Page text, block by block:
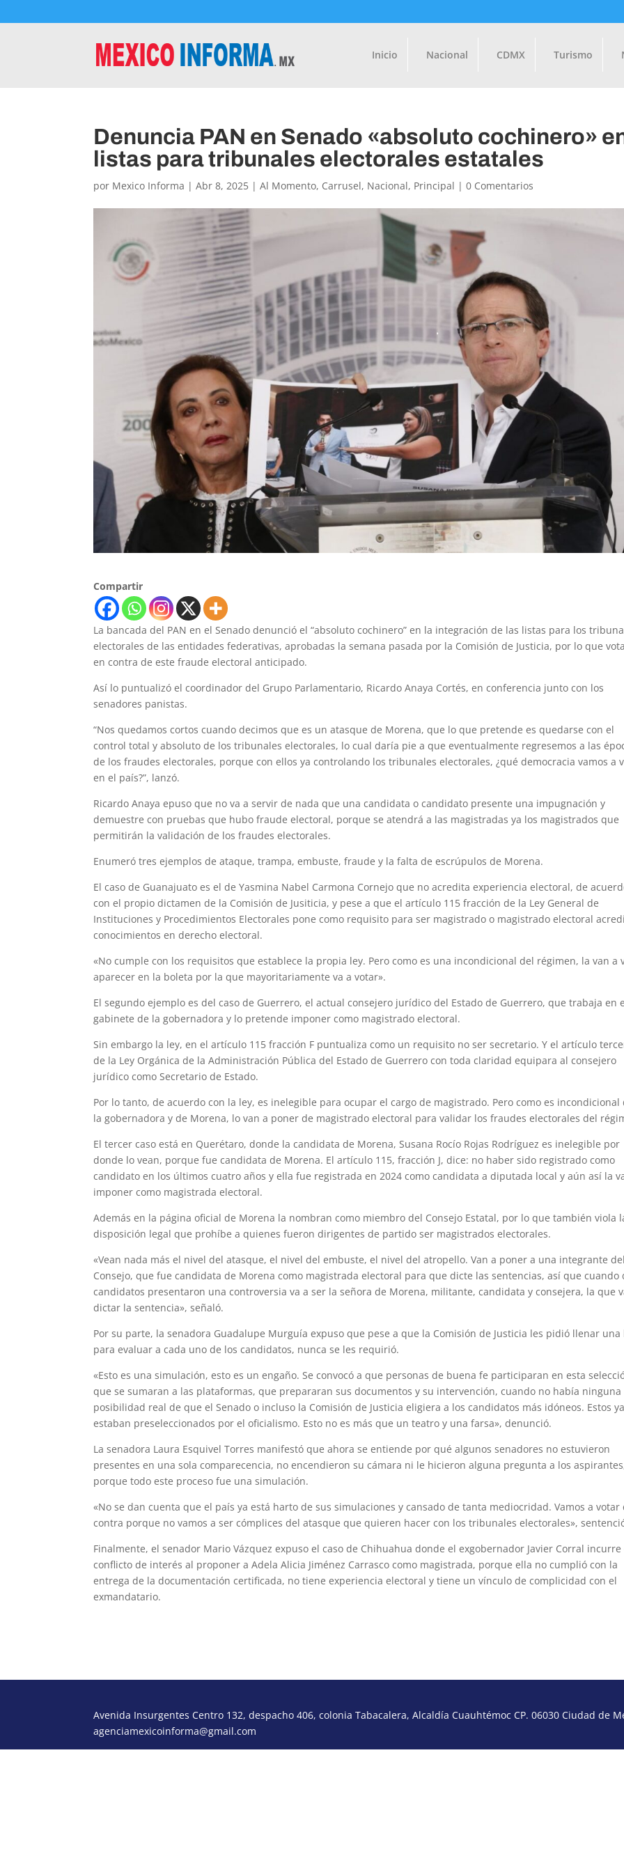
Inicio Nacional CDMX Turismo
Denuncia PAN en Senado «absoluto cochinero»
listas para tribunales electorales estatales
por Mexico Informa |Abr 8, 2025 |Al Momento, Carrusel, Nacional, Principal |0 Comentarios
Compartir
La bancada del PAN en el Senado denunció el “absoluto cochinero” en la integración de las listas para los
electorales de las entidades federativas, aprobadas la semana pasada por la Comisión de Justicia, por lo que
en contra de este fraude electoral anticipado.
Así lo puntualizó el coordinador del Grupo Parlamentario, Ricardo Anaya Cortés, en conferencia junto con los
senadores panistas.
“Nos quedamos cortos cuando decimos que es un atasque de Morena, que lo que pretende es quedarse con el
control total y absoluto de los tribunales electorales, lo cual daría pie a que eventualmente regresemos a las
de los fraudes electorales, porque con ellos ya controlando los tribunales electorales, ¿qué democracia vamos a
en el país?”, lanzó.
Ricardo Anaya epuso que no va a servir de nada que una candidata o candidato presente una impugnación y
demuestre con pruebas que hubo fraude electoral, porque se atendrá a las magistradas ya los magistrados que
permitirán la validación de los fraudes electorales.
Enumeró tres ejemplos de ataque, trampa, embuste, fraude y la falta de escrúpulos de Morena.
El caso de Guanajuato es el de Yasmina Nabel Carmona Cornejo que no acredita experiencia electoral, de
con el propio dictamen de la Comisión de Jusiticia, y pese a que el artículo 115 fracción de la Ley General de
Instituciones y Procedimientos Electorales pone como requisito para ser magistrado o magistrado electoral
conocimientos en derecho electoral.
«No cumple con los requisitos que establece la propia ley. Pero como es una incondicional del régimen, la van a
aparecer en la boleta por la que mayoritariamente va a votar».
El segundo ejemplo es del caso de Guerrero, el actual consejero jurídico del Estado de Guerrero, que trabaja en
gabinete de la gobernadora y lo pretende imponer como magistrado electoral.
Sin embargo la ley, en el artículo 115 fracción F puntualiza como un requisito no ser secretario. Y el artículo
de la Ley Orgánica de la Administración Pública del Estado de Guerrero con toda claridad equipara al consejero
jurídico como Secretario de Estado.
Por lo tanto, de acuerdo con la ley, es inelegible para ocupar el cargo de magistrado. Pero como es incondicional
la gobernadora y de Morena, lo van a poner de magistrado electoral para validar los fraudes electorales del
El tercer caso está en Querétaro, donde la candidata de Morena, Susana Rocío Rojas Rodríguez es inelegible por
donde lo vean, porque fue candidata de Morena. El artículo 115, fracción J, dice: no haber sido registrado como
candidato en los últimos cuatro años y ella fue registrada en 2024 como candidata a diputada local y aún así la
imponer como magistrada electoral.
Además en la página oficial de Morena la nombran como miembro del Consejo Estatal, por lo que también viola
disposición legal que prohíbe a quienes fueron dirigentes de partido ser magistrados electorales.
«Vean nada más el nivel del atasque, el nivel del embuste, el nivel del atropello. Van a poner a una integrante del
Consejo, que fue candidata de Morena como magistrada electoral para que dicte las sentencias, así que cuando
candidatos presentaron una controversia va a ser la señora de Morena, militante, candidata y consejera, la que
dictar la sentencia», señaló.
Por su parte, la senadora Guadalupe Murguía expuso que pese a que la Comisión de Justicia les pidió llenar una
para evaluar a cada uno de los candidatos, nunca se les requirió.
«Esto es una simulación, esto es un engaño. Se convocó a que personas de buena fe participaran en esta
que se sumaran a las plataformas, que prepararan sus documentos y su intervención, cuando no había ninguna
posibilidad real de que el Senado o incluso la Comisión de Justicia eligiera a los candidatos más idóneos. Estos ya
estaban preseleccionados por el oficialismo. Esto no es más que un teatro y una farsa», denunció.
La senadora Laura Esquivel Torres manifestó que ahora se entiende por qué algunos senadores no estuvieron
presentes en una sola comparecencia, no encendieron su cámara ni le hicieron alguna pregunta a los
porque todo este proceso fue una simulación.
«No se dan cuenta que el país ya está harto de sus simulaciones y cansado de tanta mediocridad. Vamos a votar
contra porque no vamos a ser cómplices del atasque que quieren hacer con los tribunales electorales»,
Finalmente, el senador Mario Vázquez expuso el caso de Chihuahua donde el exgobernador Javier Corral incurre
conflicto de interés al proponer a Adela Alicia Jiménez Carrasco como magistrada, porque ella no cumplió con la
entrega de la documentación certificada, no tiene experiencia electoral y tiene un vínculo de complicidad con el
exmandatario.
Avenida Insurgentes Centro 132, despacho 406, colonia Tabacalera, Alcaldía Cuauhtémoc CP. 06030 Ciudad de
agenciamexicoinforma@gmail.com